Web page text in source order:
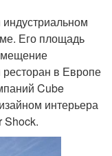
Его площадь
в Европе
Cube
интерьера
Shock.